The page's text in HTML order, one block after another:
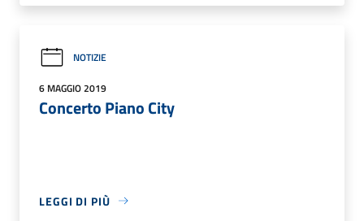
NOTIZIE
6 MAGGIO 2019
Concerto Piano City
LEGGI DI PIÙ